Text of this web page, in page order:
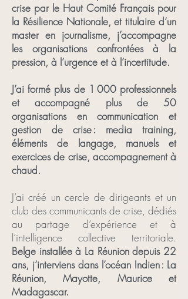
crise par le Haut Comité Français pour
la Résilience Nationale, et titulaire d’un
master en journalisme, j’accompagne
les organisations confrontées à la
pression, à l’urgence et à l’incertitude.
J’ai formé plus de 1 000 professionnels
et accompagné plus de 50
organisations en communication et
gestion de crise : media training,
éléments de langage, manuels et
exercices de crise, accompagnement à
chaud.
J’ai créé un cercle de dirigeants et un
club des communicants de crise, dédiés
au partage d’expérience et à
l’intelligence collective territoriale.
Belge installée à La Réunion depuis 22
ans, j’interviens dans l’océan Indien : La
Réunion, Mayotte, Maurice et
Madagascar.